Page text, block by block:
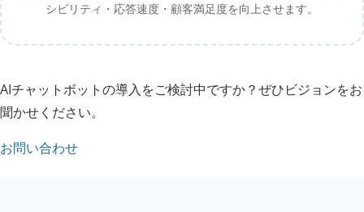
シビリティ・応答速度・顧客満足度を向上させます。
AIチャットボットの導入をご検討中ですか？ぜひビジョンをお
聞かせください。
お問い合わせ